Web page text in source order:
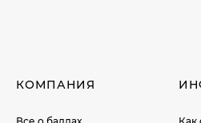
КОМПАНИЯ